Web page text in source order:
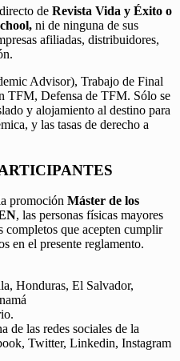
de Revista Vida y Éxito o
ni de ninguna de sus
afiliadas, distribuidores,
Advisor), Trabajo de Final
TFM, Defensa de TFM. Sólo se
y alojamiento al destino para
y las tasas de derecho a
promoción Máster de los
, las personas físicas mayores
completos que acepten cumplir
en el presente reglamento.
Honduras, El Salvador,
de las redes sociales de la
Twitter, Linkedin, Instagram